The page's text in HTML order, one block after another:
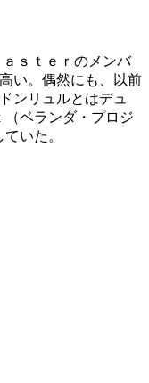
ｓｔｅｒのメンバ
い。偶然にも、以前
ンリュルとはデュ
ベランダ・プロジ
いた。